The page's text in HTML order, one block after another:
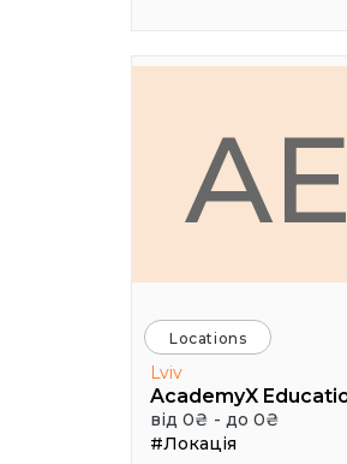
AE
Locations
Lviv
від 0₴ - до 0₴
#Локація